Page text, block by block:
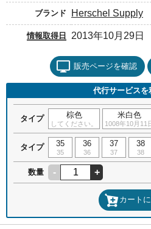
ブランド Herschel Supply
情報取得日 2013年10月29日
販売ページを確認
代行サービスを
タイプ 棕色
してください。
米白色
1008年10月11
タイプ 35
35
36
36
37
37
38
38
数量 - +
カート